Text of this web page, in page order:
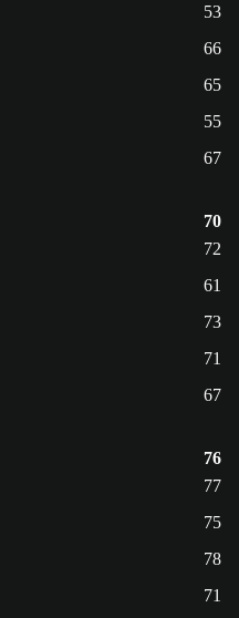
53
66
65
55
67
70
72
61
73
71
67
76
77
75
78
71